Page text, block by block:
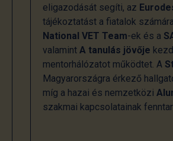
eligazodását segíti, az
tájékoztatást a fiatalok
National VET Team-ek és a
valamint A tanulás jövője
mentorhálózatot működtet. A
Magyarországra érkező
míg a hazai és nemzetközi
szakmai kapcsolatainak